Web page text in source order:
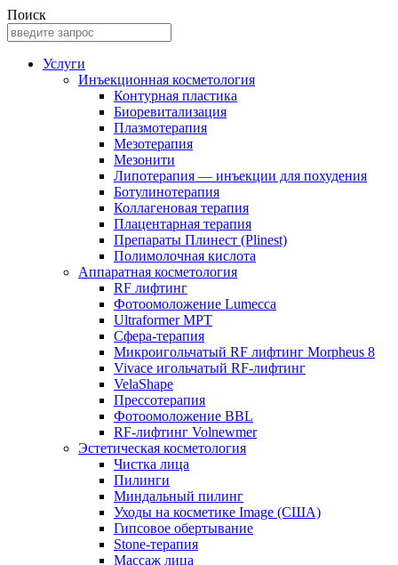
Поиск
Услуги
Инъекционная косметология
Контурная пластика
Биоревитализация
Плазмотерапия
Мезотерапия
Мезонити
Липотерапия — инъекции для похудения
Ботулинотерапия
Коллагеновая терапия
Плацентарная терапия
Препараты Плинест (Plinest)
Полимолочная кислота
Аппаратная косметология
RF лифтинг
Фотоомоложение Lumecca
Ultraformer MPT
Сфера-терапия
Микроигольчатый RF лифтинг Morpheus 8
Vivace игольчатый RF-лифтинг
VelaShape
Прессотерапия
Фотоомоложение BBL
RF-лифтинг Volnewmer
Эстетическая косметология
Чистка лица
Пилинги
Миндальный пилинг
Уходы на косметике Image (США)
Гипсовое обертывание
Stone-терапия
Массаж лица